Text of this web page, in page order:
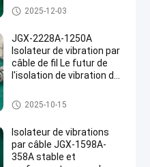
industrielle de pointe
Amortisseur de vibration de câ
ble métallique
2025-12-03
JGX-2228A-1250A
Isolateur de vibration par
câble de fil Le futur de
l'isolation de vibration des
Amortisseur de vibration de câ
ble métallique
2025-10-15
Isolateur de vibrations
par câble JGX-1598A-
358A stable et